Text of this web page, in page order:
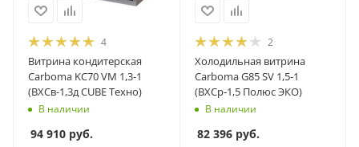
4
Витрина кондитерская
Carboma KC70 VM 1,3-1
(ВХСв-1,3д CUBE Техно)
В наличии
94 910 руб.
2
Холодильная витрина
Carboma G85 SV 1,5‑1
(ВХСр‑1,5 Полюс ЭКО)
В наличии
82 396руб.